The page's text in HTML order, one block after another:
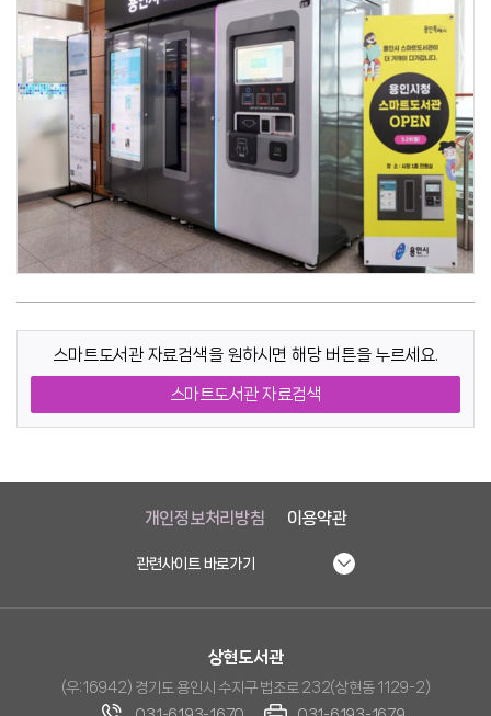
스마트도서관 자료검색을 원하시면 해당 버튼을 누르세요.
스마트도서관 자료검색
개인정보처리방침 이용약관
관련사이트 바로가기
상현도서관
(우:16942) 경기도 용인시 수지구 법조로 232(상현동 1129-2)